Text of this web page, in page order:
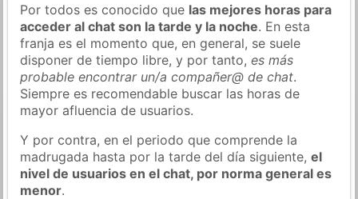
Por todos es conocido que las mejores horas para
acceder al chat son la tarde y la noche. En esta
franja es el momento que, en general, se suele
disponer de tiempo libre, y por tanto,es más
probable encontrar un/a compañer@ de chat.
Siempre es recomendable buscar las horas de
mayor afluencia de usuarios.
Y por contra, en el periodo que comprende la
madrugada hasta por la tarde del día siguiente,el
nivel de usuarios en el chat, por norma general es
menor.